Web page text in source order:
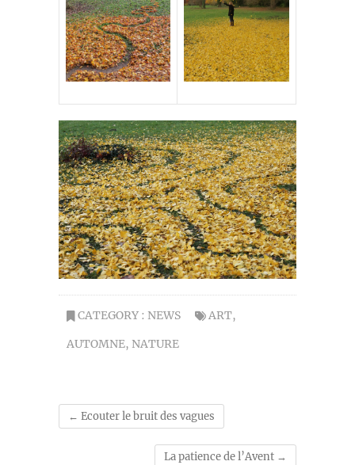
CATEGORY : NEWS ART,
AUTOMNE, NATURE
← Ecouter le bruit des vagues
La patience de l’Avent →